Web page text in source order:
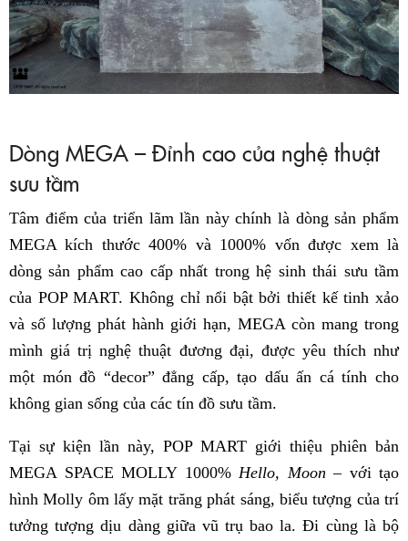
Dòng MEGA – Đỉnh cao của nghệ thuật
sưu tầm
Tâm điểm của triển lãm lần này chính là dòng sản phẩm
MEGA kích thước 400% và 1000% vốn được xem là
dòng sản phẩm cao cấp nhất trong hệ sinh thái sưu tầm
của POP MART. Không chỉ nổi bật bởi thiết kế tinh xảo
và số lượng phát hành giới hạn, MEGA còn mang trong
mình giá trị nghệ thuật đương đại, được yêu thích như
một món đồ “decor” đẳng cấp, tạo dấu ấn cá tính cho
không gian sống của các tín đồ sưu tầm.
Tại sự kiện lần này, POP MART giới thiệu phiên bản
MEGA SPACE MOLLY 1000% Hello, Moon – với tạo
hình Molly ôm lấy mặt trăng phát sáng, biểu tượng của trí
tưởng tượng dịu dàng giữa vũ trụ bao la. Đi cùng là bộ